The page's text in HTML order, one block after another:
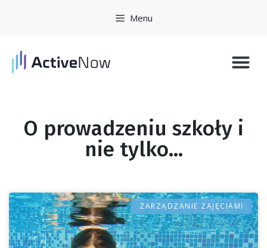
Menu
O prowadzeniu szkoły i
nie tylko...
ZARZĄDZANIE ZAJĘCIAMI